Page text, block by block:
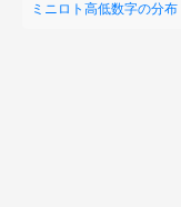
ミニロト高低数字の分布